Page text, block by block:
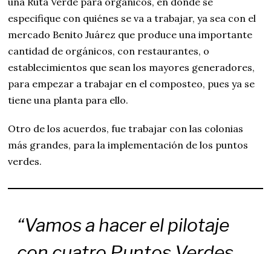
especifique con quiénes se va a trabajar, ya sea con el
mercado Benito Juárez que produce una importante
cantidad de orgánicos, con restaurantes, o
establecimientos que sean los mayores generadores,
para empezar a trabajar en el composteo, pues ya se
tiene una planta para ello.
Otro de los acuerdos, fue trabajar con las colonias
más grandes, para la implementación de los puntos
verdes.
“Vamos a hacer el pilotaje